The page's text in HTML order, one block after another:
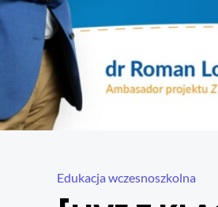
e-
Edukacja wczesnoszkolna